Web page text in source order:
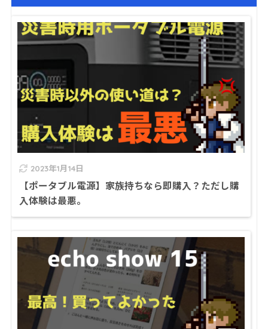
2023年1月14日
【ポータブル電源】家族持ちなら即購入？ただし購
入体験は最悪。